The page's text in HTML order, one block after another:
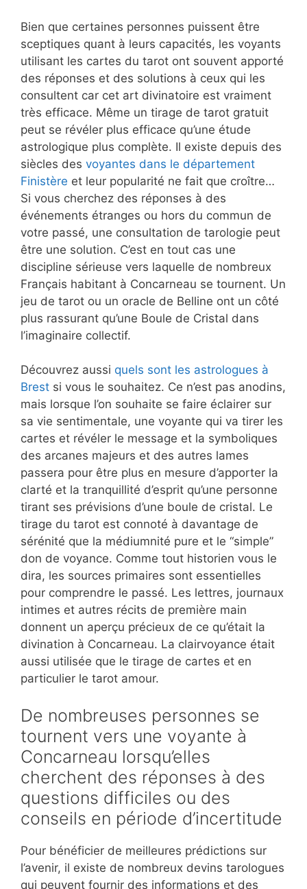
Bien que certaines personnes puissent être
sceptiques quant à leurs capacités, les voyants
utilisant les cartes du tarot ont souvent apporté
des réponses et des solutions à ceux qui les
consultent car cet art divinatoire est vraiment
très efficace. Même un tirage de tarot gratuit
peut se révéler plus efficace qu’une étude
astrologique plus complète. Il existe depuis des
siècles des voyantes dans le département
Finistère et leur popularité ne fait que croître…
Si vous cherchez des réponses à des
événements étranges ou hors du commun de
votre passé, une consultation de tarologie peut
être une solution. C’est en tout cas une
discipline sérieuse vers laquelle de nombreux
Français habitant à Concarneau se tournent. Un
jeu de tarot ou un oracle de Belline ont un côté
plus rassurant qu’une Boule de Cristal dans
l’imaginaire collectif.
Découvrez aussi quels sont les astrologues à
Brest si vous le souhaitez. Ce n’est pas anodins,
mais lorsque l’on souhaite se faire éclairer sur
sa vie sentimentale, une voyante qui va tirer les
cartes et révéler le message et la symboliques
des arcanes majeurs et des autres lames
passera pour être plus en mesure d’apporter la
clarté et la tranquillité d’esprit qu’une personne
tirant ses prévisions d’une boule de cristal. Le
tirage du tarot est connoté à davantage de
sérénité que la médiumnité pure et le “simple”
don de voyance. Comme tout historien vous le
dira, les sources primaires sont essentielles
pour comprendre le passé. Les lettres, journaux
intimes et autres récits de première main
donnent un aperçu précieux de ce qu’était la
divination à Concarneau. La clairvoyance était
aussi utilisée que le tirage de cartes et en
particulier le tarot amour.
De nombreuses personnes se
tournent vers une voyante à
Concarneau lorsqu’elles
cherchent des réponses à des
questions difficiles ou des
conseils en période d’incertitude
Pour bénéficier de meilleures prédictions sur
l’avenir, il existe de nombreux devins tarologues
qui peuvent fournir des informations et des